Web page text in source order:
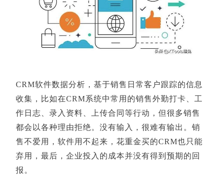
CRM软件数据分析，基于销售日常客户跟踪的信息
收集，比如在CRM系统中常用的销售外勤打卡、工
作日志、录入资料、上传合同等行动，但很多销售
都会以各种理由拒绝。没有输入，很难有输出。销
售不爱用，软件用不起来，花重金买的CRM也只能
弃用，最后，企业投入的成本并没有得到预期的回
报。